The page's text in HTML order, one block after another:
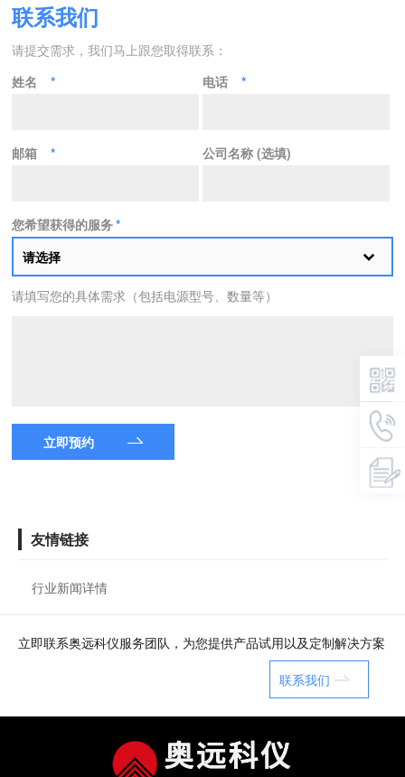
联系我们
请提交需求，我们马上跟您取得联系：
姓名
* 电话 *
邮箱 * 公司名称 (选填)
您希望获得的服务*
请选择
请填写您的具体需求（包括电源型号、数量等）
立即预约
友情链接
行业新闻详情
立即联系奥远科仪服务团队，为您提供产品试用以及定制解决方案
联系我们